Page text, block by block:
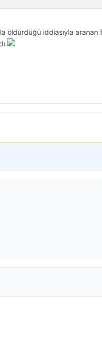
öldürdüğü iddiasıyla aranan